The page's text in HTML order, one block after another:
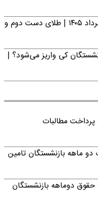
خبر فوری از قیمت طلا امروز شنبه ۱۷ مرداد ۱۴۰۵ | طلای دست دوم و
کی واریز می‌شود؟ |
مطالبات
ماهه بازنشستگان تامین
حقوق دوماهه بازنشستگان